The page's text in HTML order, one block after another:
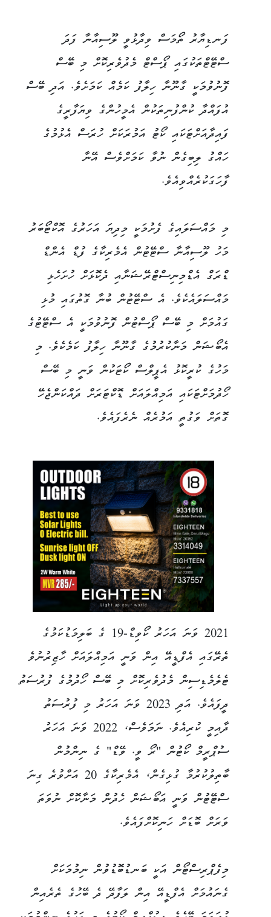
ފަނޑިޔާރު ތޯމަސް ވިދާޅުވީ ލޫސިއާނާ ފަދަ
ސްޓޭޓްތަކުގައި ޕޯސްޓް މެދުވެރިކޮށް މި ބޭސް
ފޮނުވުމަކީ ގާނޫނާ ހިލާފު ކަމެއް ކަމަށެވެ. އަދި ބޭސް
އުފައްދާ ކުންފުނިތަކުން އެމީހުންގެ ވިޔަފާރީގެ
ފައިދާއަށްޓަކައި ކޯޓު އަމުރަކަށް ހުރަސް އެޅުމުގެ
ހައްގު ލިބިގެން ނުވާ ކަމަށްވެސް އޭނާ
ފާހަގަކުރެއްވިއެވެ.
މި މައްސަލައިގެ ފެށުމަކީ މިދިޔަ އަހަރުގެ އޮކްޓޯބަރު
މަހު ލޫސިއާނާ ސްޓޭޓުން އެމެރިކާގެ ފުޑް އެންޑް
ޑްރަގް އެޑްމިނިސްޓްރޭޝަނާއި ދެކޮޅަށް ހުށަހެޅި
މައްސަލައެކެވެ. އެ ސްޓޭޓުން ބުނާ ގޮތުގައި މުޅި
ގައުމަށް މި ބޭސް ޕޯސްޓުން ފޮނުވުމަކީ އެ ސްޓޭޓުގެ
އެބޯޝަން މަނާކުރުމުގެ ގާނޫނާ ހިލާފު ކަމެކެވެ. މި
މަހުގެ ކުރީކޮޅު އެޕީލްސް ކޯޓަކުން ވަނީ މި ބޭސް
ހޯދުމަށްޓަކައި އަމިއްލައަށް ޑޮކްޓަރަށް ދައްކަންޖެހޭ
ގޮތަށް ވަގުތީ އަމުރެއް ނެރެފައެވެ.
2021 ވަނަ އަހަރު ކޯވިޑް-19 ގެ ބަލިމަޑުކަމުގެ
ތެރޭގައި އެފްޑީއޭ އިން ވަނީ އަމިއްލައަށް ހާޒިރުނުވެ
ޓެލެމެޑިސިން މެދުވެރިކޮށް މި ބޭސް ހޯދުމުގެ ފުރުސަތު
ދީފައެވެ. އަދި 2023 ވަނަ އަހަރު މި ފުރުސަތު
ދާއިމީ ކުރިއެވެ. ނަމަވެސް، 2022 ވަނަ އަހަރު
ސުޕްރީމް ކޯޓުން "ރޯ ވީ. ވޭޑް" ގެ ނިންމުން
ބާތިލުކުރުމާ ގުޅިގެން، އެމެރިކާގެ 20 އަށްވުރެ ގިނަ
ސްޓޭޓުން ވަނީ އަބޯޝަން ހެދުން މަނާކޮށް ނުވަތަ
ވަރަށް ބޮޑަށް ހަނިކޮށްފައެވެ.
މިފެޕްރިސްޓޯން އަކީ ބަނޑުބޮޑުވުން ނިމުމަކަށް
ގެނައުމަށް އެފްޑީއޭ އިން ލަފާދޭ ދެ ބޭހުގެ ތެރެއިން